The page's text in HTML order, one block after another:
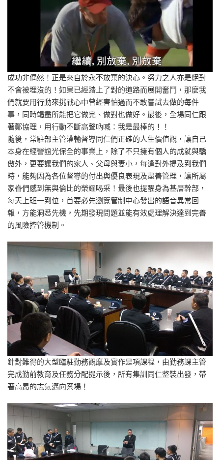
成功非偶然！正是來自於永不放棄的決心。努力之人亦是絕對
不會被埋沒的！如果已經踏上了對的道路而展開奮鬥，那麼我
們就要用行動來挑戰心中曾經害怕過而不敢嘗試去做的每件
事，同時竭盡所能把它做完、做對也做好。最後，全場同仁跟
著鄭協理，用行動不斷高聲吶喊：我是最棒的！！
隨後，常駐部主管灌輸督導同仁們正確的人生價值觀，讓自己
本身在經營誼光保全的事業上，除了不只擁有個人的成就與驕
傲外，更要讓我們的家人、父母與妻小，每逢對外提及到我們
時，能夠因為各位督導的付出與優良表現及盡善管理，讓所屬
家眷們感到無與倫比的榮耀喝采！最後也提醒身為基層幹部，
每天上班一到位，首要必先瀏覽管制中心發出的語音異常回
報，方能洞悉先機，先期發現問題並能有效處理解決達到完善
的風險控管機制。
針對難得的大型臨駐勤務觀摩及實作是項課程，由勤務課主管
完成勤前教育及任務分配提示後，所有集訓同仁整裝出發，帶
著高昂的志氣邁向案場！